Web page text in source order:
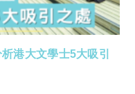
港大文學士5大吸引